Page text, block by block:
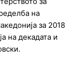
на
за 2018
на декадата и